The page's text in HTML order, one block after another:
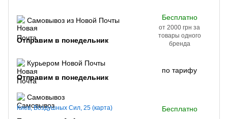
Самовывоз из Новой Почты
Отправим в понедельник
Бесплатно
от 2000 грн за
товары одного
бренда
Курьером Новой Почты
Отправим в понедельник
по тарифу
Самовывоз
Киев, Воздушных Сил, 25 (карта) Бесплатно